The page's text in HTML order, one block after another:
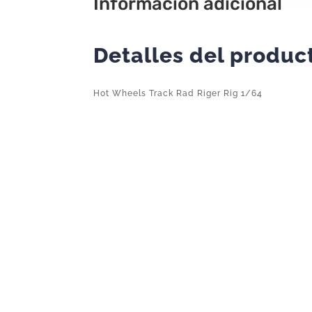
Detalles del
Hot Wheels Track Rad Riger Rig 1/64